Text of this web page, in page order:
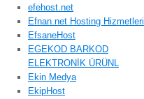
efehost.net
Efnan.net Hosting Hizmetleri
EfsaneHost
EGEKOD BARKOD
ELEKTRONİK ÜRÜNL
Ekin Medya
EkipHost